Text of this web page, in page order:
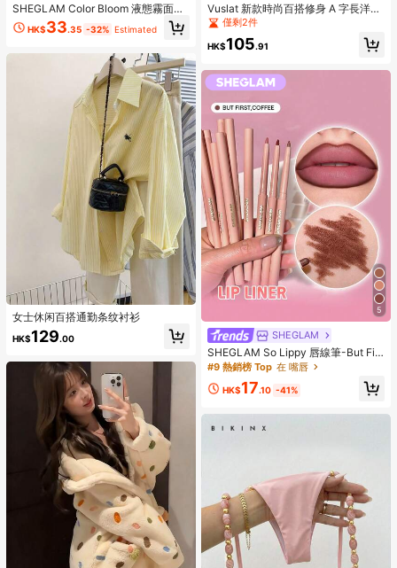
SHEGLAM Color Bloom 液態霧面腮
紅-Love Cake 品牌美妝化妝品 適合
女士與女孩
HK$33.35 -32% Estimated
女士休闲百搭通勤条纹衬衫
HK$129.00
Vuslat 新款時尚百搭修身 A 字長洋
裝，優雅純欲風無袖洋裝，適合度
日常穿著、派對、生日派對、返校季
僅剩2件
HK$105.91
5
SHEGLAM
SHEGLAM So Lippy 唇線筆-But Firs
t,Coffee 品牌美妝化妝品 適合女士與
#9 熱銷榜 Top 在 嘴唇
HK$17.10 -41%